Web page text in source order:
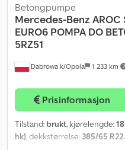
Dabrowa k/Opola 1 233 km
Betongpumpe
Mercedes-Benz AROC
EURO6 POMPA DO
5RZ51
Prisinformasjon
Tilstand: brukt, kjørelengde:
hk), dekkstørrelse: 385/65